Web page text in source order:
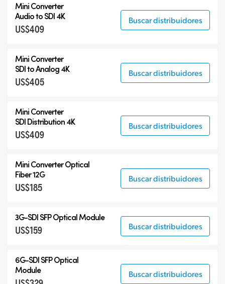
Mini Converter
Audio to SDI 4K
US$409
Buscar distribuidores
Mini Converter
SDI to Analog 4K
US$405
Buscar distribuidores
Mini Converter
SDI Distribution 4K
US$409
Buscar distribuidores
Mini Converter Optical
Fiber 12G
US$185
Buscar distribuidores
3G-SDI SFP Optical Module
US$159 Buscar distribuidores
6G-SDI SFP Optical
Module
Buscar distribuidores